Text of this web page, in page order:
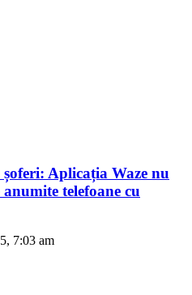
Aplicația Waze nu
telefoane cu
7:03 am